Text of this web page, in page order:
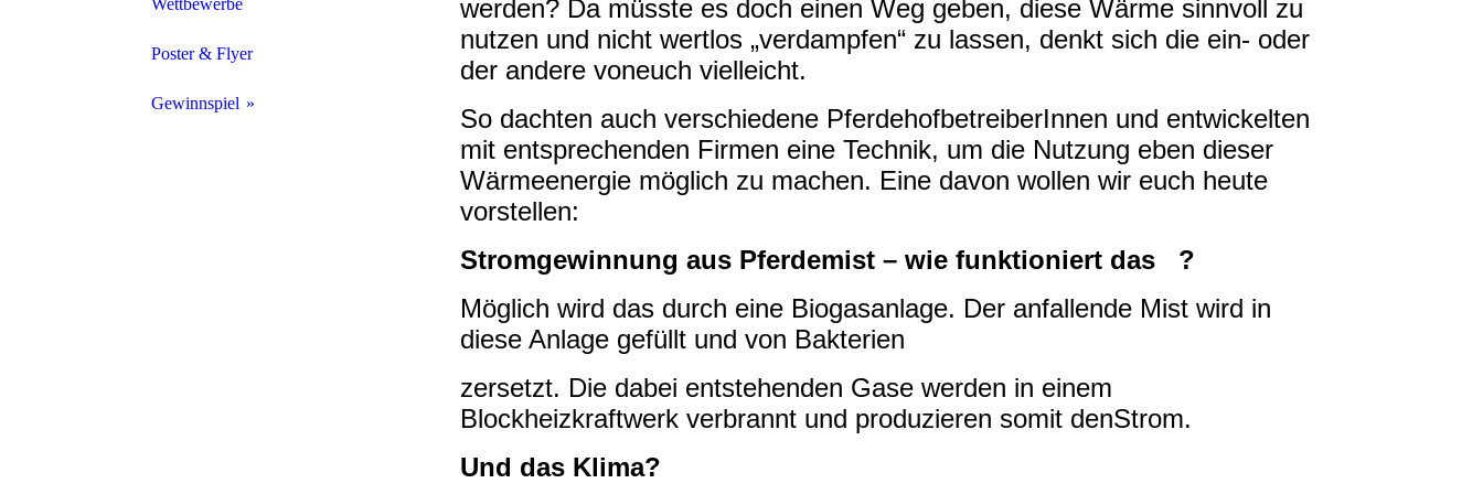
Nachhaltiger Messebesuch
Black Friday
Wettbewerbe
Poster & Flyer
Gewinnspiel
werden? Da müsste es doch einen Weg geben, diese Wärme sinnvoll zu
nutzen und nicht wertlos „verdampfen“ zu lassen, denkt sich die ein- oder
der andere voneuch vielleicht.
So dachten auch verschiedene PferdehofbetreiberInnen und entwickelten
mit entsprechenden Firmen eine Technik, um die Nutzung eben dieser
Wärmeenergie möglich zu machen. Eine davon wollen wir euch heute
vorstellen:
Stromgewinnung aus Pferdemist – wie funktioniert das ?
Möglich wird das durch eine Biogasanlage. Der anfallende Mist wird in
diese Anlage gefüllt und von Bakterien
zersetzt. Die dabei entstehenden Gase werden in einem
Blockheizkraftwerk verbrannt und produzieren somit denStrom.
Und das Klima?